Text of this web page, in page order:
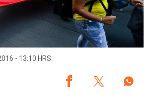
- 13:10 HRS.